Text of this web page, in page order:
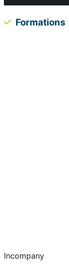
Formations
Incompany